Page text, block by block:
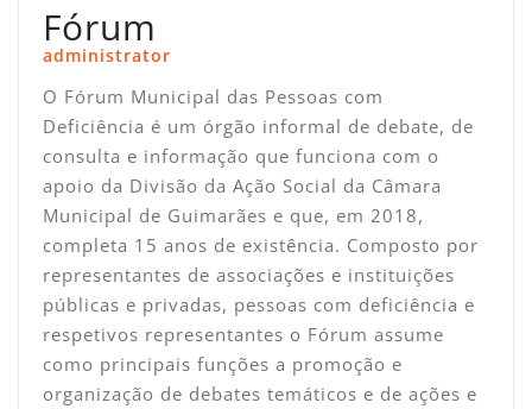
Fórum
administrator
O Fórum Municipal das Pessoas com
Deficiência é um órgão informal de debate, de
consulta e informação que funciona com o
apoio da Divisão da Ação Social da Câmara
Municipal de Guimarães e que, em 2018,
completa 15 anos de existência. Composto por
representantes de associações e instituições
públicas e privadas, pessoas com deficiência e
respetivos representantes o Fórum assume
como principais funções a promoção e
organização de debates temáticos e de ações e